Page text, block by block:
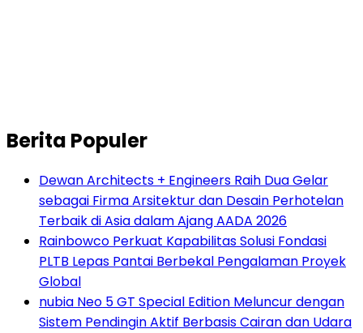
Berita Populer
Dewan Architects + Engineers Raih Dua Gelar
sebagai Firma Arsitektur dan Desain Perhotelan
Terbaik di Asia dalam Ajang AADA 2026
Rainbowco Perkuat Kapabilitas Solusi Fondasi
PLTB Lepas Pantai Berbekal Pengalaman Proyek
Global
nubia Neo 5 GT Special Edition Meluncur dengan
Sistem Pendingin Aktif Berbasis Cairan dan Udara